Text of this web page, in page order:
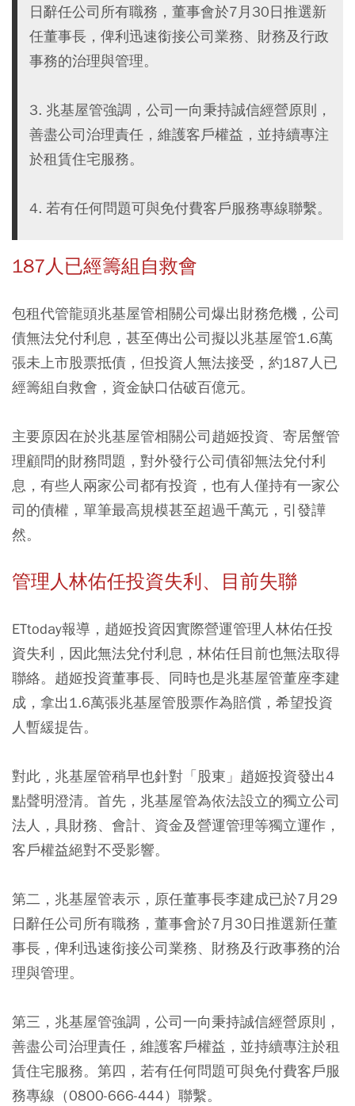
日辭任公司所有職務，董事會於7月30日推選新
任董事長，俾利迅速銜接公司業務、財務及行政
事務的治理與管理。
3. 兆基屋管強調，公司一向秉持誠信經營原則，
善盡公司治理責任，維護客戶權益，並持續專注
於租賃住宅服務。
4. 若有任何問題可與免付費客戶服務專線聯繫。
187人已經籌組自救會
包租代管龍頭兆基屋管相關公司爆出財務危機，公司
債無法兌付利息，甚至傳出公司擬以兆基屋管1.6萬
張未上市股票抵債，但投資人無法接受，約187人已
經籌組自救會，資金缺口估破百億元。
主要原因在於兆基屋管相關公司趙姬投資、寄居蟹管
理顧問的財務問題，對外發行公司債卻無法兌付利
息，有些人兩家公司都有投資，也有人僅持有一家公
司的債權，單筆最高規模甚至超過千萬元，引發譁
然。
管理人林佑任投資失利、目前失聯
ETtoday報導，趙姬投資因實際營運管理人林佑任投
資失利，因此無法兌付利息，林佑任目前也無法取得
聯絡。趙姬投資董事長、同時也是兆基屋管董座李建
成，拿出1.6萬張兆基屋管股票作為賠償，希望投資
人暫緩提告。
對此，兆基屋管稍早也針對「股東」趙姬投資發出4
點聲明澄清。首先，兆基屋管為依法設立的獨立公司
法人，具財務、會計、資金及營運管理等獨立運作，
客戶權益絕對不受影響。
第二，兆基屋管表示，原任董事長李建成已於7月29
日辭任公司所有職務，董事會於7月30日推選新任董
事長，俾利迅速銜接公司業務、財務及行政事務的治
理與管理。
第三，兆基屋管強調，公司一向秉持誠信經營原則，
善盡公司治理責任，維護客戶權益，並持續專注於租
賃住宅服務。第四，若有任何問題可與免付費客戶服
務專線（0800-666-444）聯繫。